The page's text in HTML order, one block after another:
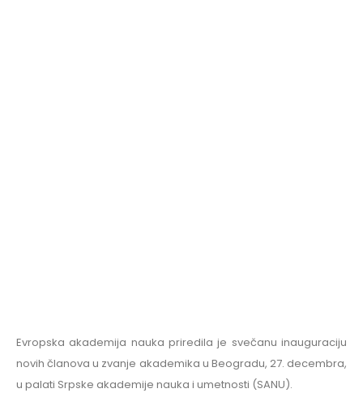
Evropska akademija nauka priredila je svečanu inauguraciju
novih članova u zvanje akademika u Beogradu, 27. decembra,
u palati Srpske akademije nauka i umetnosti (SANU).